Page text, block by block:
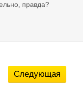
правда?
Следующая